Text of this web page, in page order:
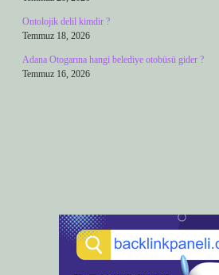
Ontolojik delil kimdir ?
Temmuz 18, 2026
Adana Otogarına hangi belediye otobüsü gider ?
Temmuz 16, 2026